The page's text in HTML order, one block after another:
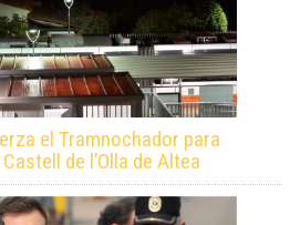
el Tramnochador para
de l’Olla de Altea